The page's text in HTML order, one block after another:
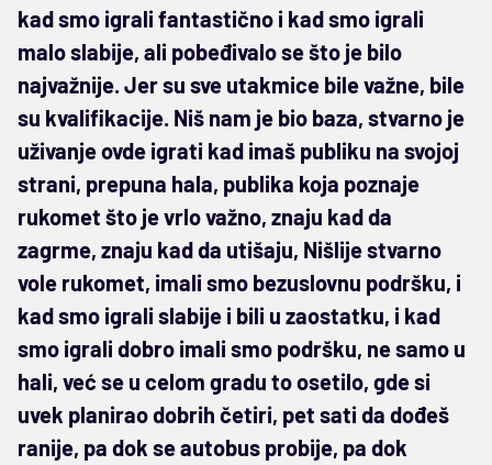
kad smo igrali fantastično i kad smo igrali
malo slabije, ali pobeđivalo se što je bilo
najvažnije. Jer su sve utakmice bile važne, bile
su kvalifikacije. Niš nam je bio baza, stvarno je
uživanje ovde igrati kad imaš publiku na svojoj
strani, prepuna hala, publika koja poznaje
rukomet što je vrlo važno, znaju kad da
zagrme, znaju kad da utišaju, Nišlije stvarno
vole rukomet, imali smo bezuslovnu podršku, i
kad smo igrali slabije i bili u zaostatku, i kad
smo igrali dobro imali smo podršku, ne samo u
hali, već se u celom gradu to osetilo, gde si
uvek planirao dobrih četiri, pet sati da dođeš
ranije, pa dok se autobus probije, pa dok